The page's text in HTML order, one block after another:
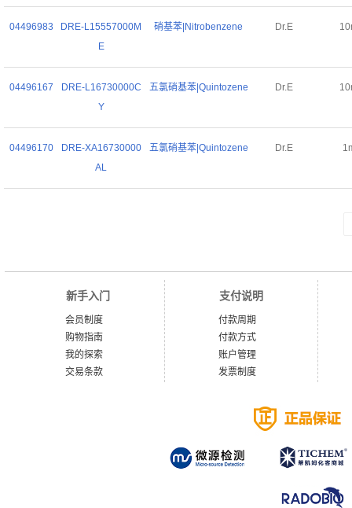
04496983
DRE-L15557000M
E
硝基苯|Nitrobenzene Dr.E
04496167
DRE-L16730000C
Y
五氯硝基苯|Quintozene Dr.E
04496170
DRE-XA16730000
AL
五氯硝基苯|Quintozene Dr.E
新手入门
会员制度
购物指南
我的探索
交易条款
支付说明
付款周期
付款方式
账户管理
发票制度